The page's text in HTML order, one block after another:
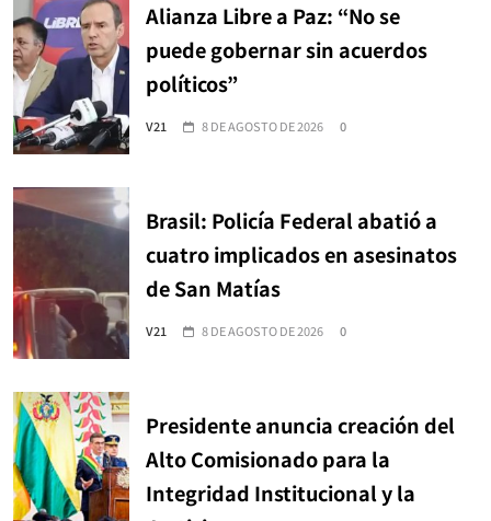
Alianza Libre a Paz: “No se
puede gobernar sin acuerdos
políticos”
V21 8 DE AGOSTO DE 2026 0
Brasil: Policía Federal abatió a
cuatro implicados en asesinatos
de San Matías
V21 8 DE AGOSTO DE 2026 0
Presidente anuncia creación del
Alto Comisionado para la
Integridad Institucional y la